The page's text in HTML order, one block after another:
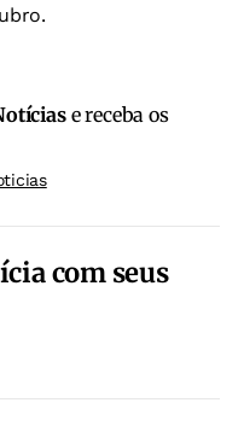
e receba os
com seus